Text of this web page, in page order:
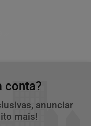
conta?
anunciar
mais!